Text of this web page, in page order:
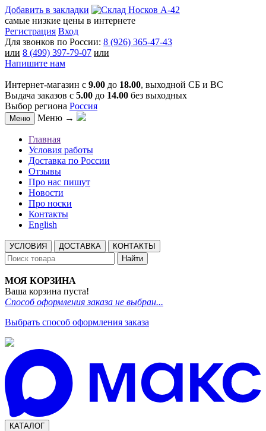
Добавить в закладки
самые низкие цены в интернете
Регистрация Вход
Для звонков по России: 8 (926) 365-47-43
или 8 (499) 397-79-07 или
Напишите нам
Интернет-магазин с 9.00 до 18.00, выходной СБ и ВС
Выдача заказов с 5.00 до 14.00 без выходных
Выбор региона Россия
Меню Меню →
Главная
Условия работы
Доставка по России
Отзывы
Про нас пишут
Новости
Про носки
Контакты
English
УСЛОВИЯ ДОСТАВКА
КОНТАКТЫ
Найти
МОЯ КОРЗИНА
Ваша корзина пуста!
Способ оформления заказа не выбран...
Выбрать способ оформления заказа
КАТАЛОГ